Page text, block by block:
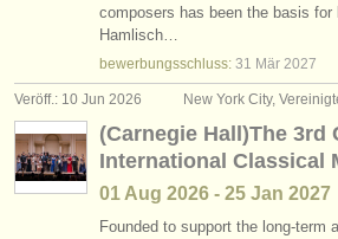
jugendorchester
musicalchairs:
über musicalchairs
kontakt
rss feeds
composers has been the basis for
Hamlisch…
bewerbungsschluss: 31 Mär 2027
New York City,
Veröff.: 10 Jun 2026
(Carnegie Hall)The 3rd
International Classical
01 Aug 2026 - 25 Jan 2027
Founded to support the long-term